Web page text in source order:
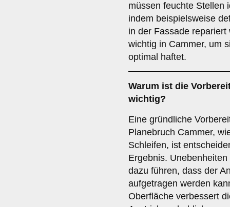
müssen feuchte Stellen
indem beispielsweise
in der Fassade
wichtig in Cammer, um
optimal haftet.
Warum ist die
wichtig?
Eine gründliche
Planebruch Cammer,
Schleifen, ist
Ergebnis.
dazu führen, dass der
aufgetragen werden
Oberfläche verbessert